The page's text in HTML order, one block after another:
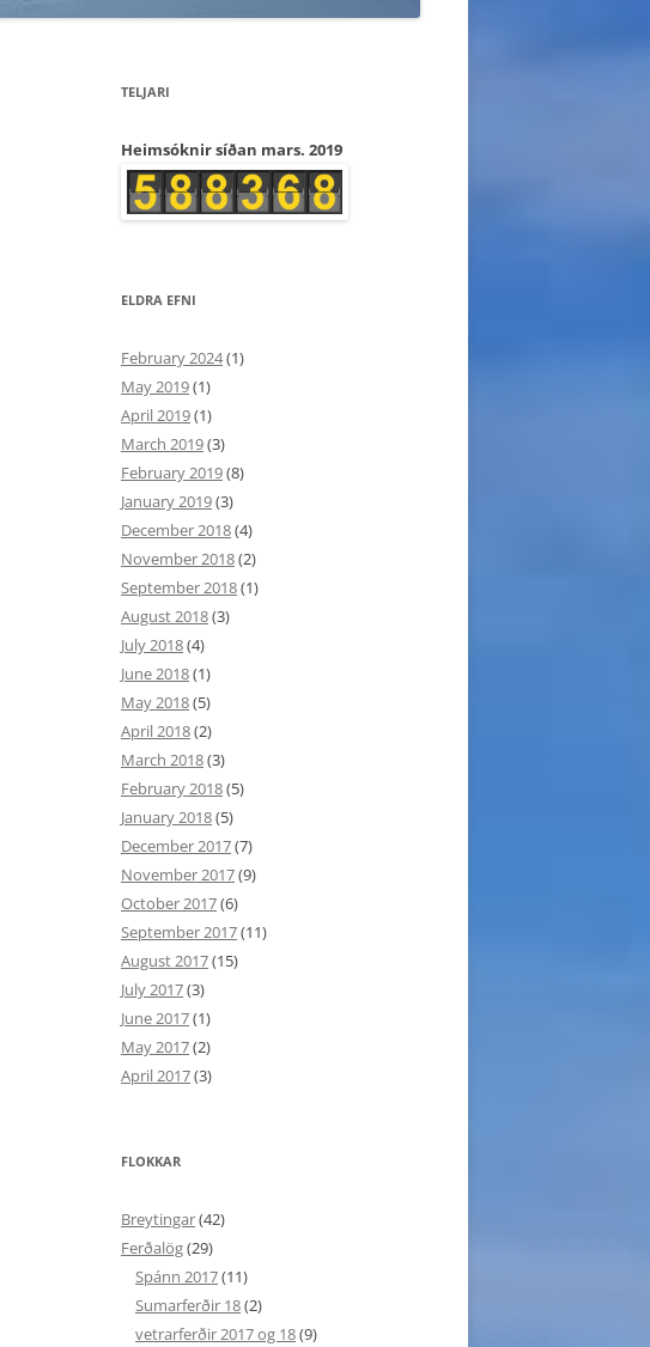
TELJARI
Heimsóknir síðan mars. 2019
ELDRA EFNI
February 2024(1)
May 2019(1)
April 2019(1)
March 2019(3)
February 2019(8)
January 2019(3)
December 2018(4)
November 2018(2)
September 2018(1)
August 2018(3)
July 2018(4)
June 2018(1)
May 2018(5)
April 2018(2)
March 2018(3)
February 2018(5)
January 2018(5)
December 2017(7)
November 2017(9)
October 2017(6)
September 2017(11)
August 2017(15)
July 2017(3)
June 2017(1)
May 2017(2)
April 2017(3)
FLOKKAR
Breytingar(42)
Ferðalög(29)
Spánn 2017(11)
Sumarferðir 18(2)
vetrarferðir 2017 og 18(9)